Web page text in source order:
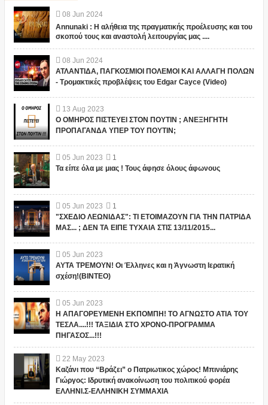
08 Jun 2024
Annunaki : Η αλήθεια της πραγματικής προέλευσης και του
σκοπού τους και αναστολή λειτουργίας μας ....
08 Jun 2024
ΑΤΛΑΝΤΙΔΑ, ΠΑΓΚΟΣΜΙΟΙ ΠΟΛΕΜΟΙ ΚΑΙ ΑΛΛΑΓΗ ΠΟΛΩΝ
- Τρομακτικές προβλέψεις του Edgar Cayce (Video)
13 Aug 2023
Ο ΟΜΗΡΟΣ ΠΙΣΤΕΥΕΙ ΣΤΟΝ ΠΟΥΤΙΝ ; ΑΝΕΞΗΓΗΤΗ
ΠΡΟΠΑΓΑΝΔΑ ΥΠΕΡ ΤΟΥ ΠΟΥΤΙΝ;
05 Jun 2023
1
Τα είπε όλα με μιας ! Τους άφησε όλους άφωνους
05 Jun 2023
1
"ΣΧΕΔΙΟ ΛΕΩΝΙΔΑΣ": ΤΙ ΕΤΟΙΜΑΖΟΥΝ ΓΙΑ ΤΗΝ ΠΑΤΡΙΔΑ
ΜΑΣ... ; ΔΕΝ ΤΑ ΕΙΠΕ ΤΥΧΑΙΑ ΣΤΙΣ 13/11/2015...
05 Jun 2023
ΑΥΤΑ ΤΡΕΜΟΥΝ! Οι Έλληνες και η Άγνωστη Ιερατική
σχέση!(ΒΙΝΤΕΟ)
05 Jun 2023
Η ΑΠΑΓΟΡΕΥΜΕΝΗ ΕΚΠΟΜΠΗ! ΤΟ ΑΓΝΩΣΤΟ ΑΤΙΑ ΤΟΥ
ΤΕΣΛΑ....!!! ΤΑΞΙΔΙΑ ΣΤΟ ΧΡΟΝΟ-ΠΡΟΓΡΑΜΜΑ
ΠΗΓΑΣΟΣ...!!!
22 May 2023
Καζάνι που “Βράζει” ο Πατριωτικος χώρος! Μπινιάρης
Γιώργος: Ιδρυτική ανακοίνωση του πολιτικού φορέα
ΕΛΛΗΝΙ.Σ-ΕΛΛΗΝΙΚΗ ΣΥΜΜΑΧΙΑ